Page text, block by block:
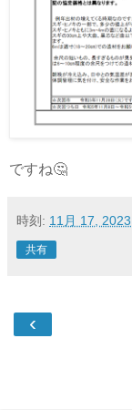
ですね🤔
時刻: 11月 17, 2023
共有
‹